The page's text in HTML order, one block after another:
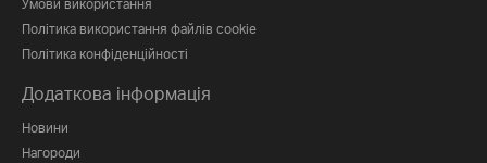
Умови використання
Політика використання файлів cookie
Політика конфіденційності
Додаткова інформація
Новини
Нагороди